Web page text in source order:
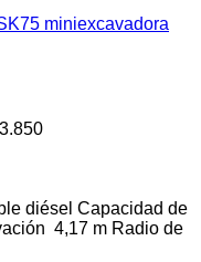
miniexcavadora
diésel Capacidad de
4,17 m Radio de